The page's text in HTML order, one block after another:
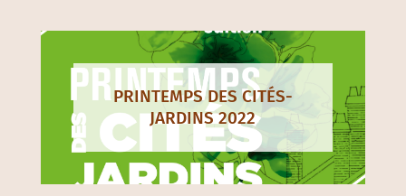
PRINTEMPS DES CITÉS-
JARDINS 2022